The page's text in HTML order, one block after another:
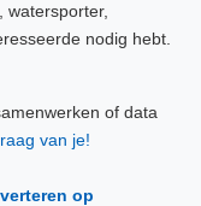
watersporter,
nodig hebt.
of data
van je!
op